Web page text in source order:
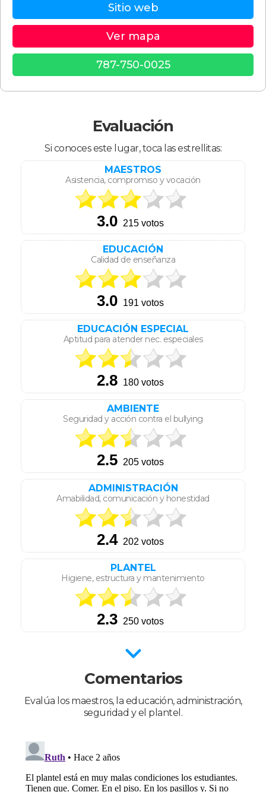
Sitio web
Ver mapa
787-750-0025
Evaluación
Si conoces este lugar, toca las estrellitas:
MAESTROS
Asistencia, compromiso y vocación
EDUCACIÓN
Calidad de enseñanza
EDUCACIÓN ESPECIAL
Aptitud para atender nec. especiales
AMBIENTE
Seguridad y acción contra el bullying
ADMINISTRACIÓN
Amabilidad, comunicación y honestidad
PLANTEL
Higiene, estructura y mantenimiento
Comentarios
Evalúa los maestros, la educación, administración,
seguridad y el plantel.